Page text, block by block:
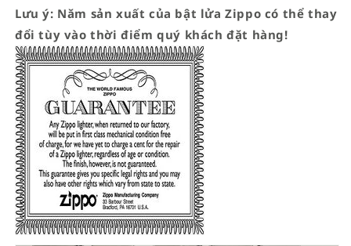
Lưu ý: Năm sản xuất của bật lửa Zippo có thể thay
đổi tùy vào thời điểm quý khách đặt hàng!